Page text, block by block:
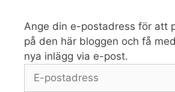
Ange din e-postadress för att
på den här bloggen och få
nya inlägg via e-post.
postadress